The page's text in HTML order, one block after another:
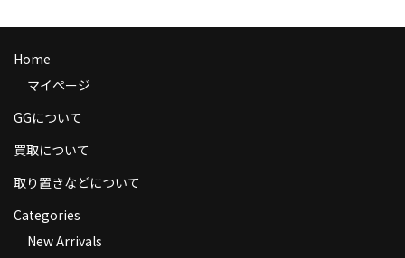
Home
マイページ
GGについて
買取について
取り置きなどについて
Categories
New Arrivals